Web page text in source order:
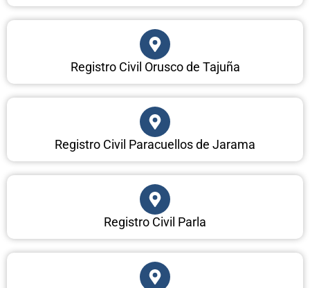
Registro Civil Orusco de Tajuña
Registro Civil Paracuellos de Jarama
Registro Civil Parla